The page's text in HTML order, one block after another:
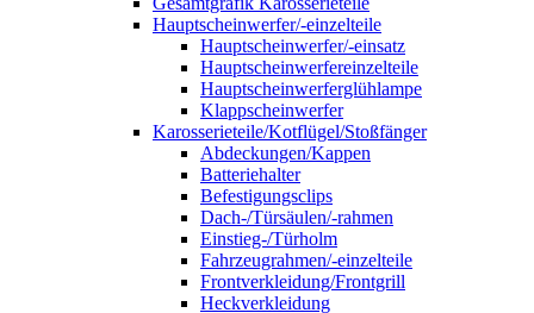
Hauptscheinwerfer/-einzelteile
Hauptscheinwerfer/-einsatz
Hauptscheinwerfereinzelteile
Hauptscheinwerferglühlampe
Klappscheinwerfer
Karosserieteile/Kotflügel/Stoßfänger
Abdeckungen/Kappen
Batteriehalter
Befestigungsclips
Dach-/Türsäulen/-rahmen
Einstieg-/Türholm
Fahrzeugrahmen/-einzelteile
Frontverkleidung/Frontgrill
Heckverkleidung